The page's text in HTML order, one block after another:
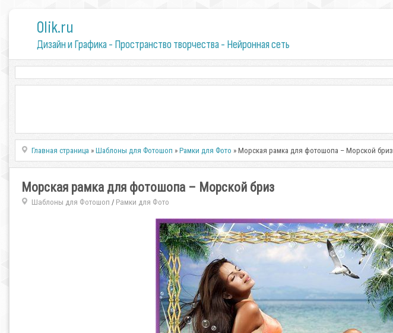
0lik.ru
Дизайн и Графика - Пространство творчества - Нейронная сеть
Главная страница »Шаблоны для Фотошоп »Рамки для Фото » Морская рамка для фотошопа – Морской бриз
Морская рамка для фотошопа – Морской бриз
Шаблоны для Фотошоп / Рамки для Фото